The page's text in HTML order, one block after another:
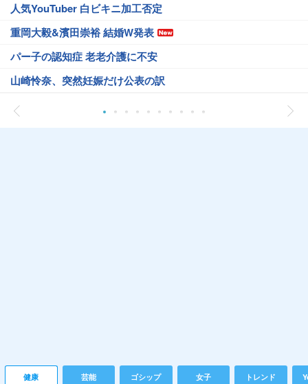
人気YouTuber 白ビキニ加工否定
重岡大毅&濱田崇裕 結婚W発表
パー子の認知症 老老介護に不安
山崎怜奈、突然妊娠だけ公表の訳
健康 芸能 ゴシップ 女子 トレンド